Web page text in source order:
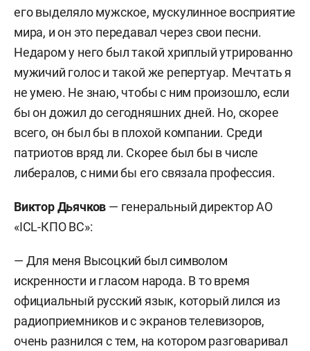
его выделяло мужское, мускулинное восприятие
мира, и он это передавал через свои песни.
Недаром у него был такой хриплый утрированно
мужичий голос и такой же репертуар. Мечтать я
не умею. Не знаю, чтобы с ним произошло, если
бы он дожил до сегодняшних дней. Но, скорее
всего, он был бы в плохой компании. Среди
патриотов вряд ли. Скорее был бы в числе
либералов, с ними бы его связала профессия.
Виктор Дьячков — генеральный директор АО
«ICL-КПО ВС»:
— Для меня Высоцкий был символом
искренности и гласом народа. В то время
официальный русский язык, который лился из
радиоприемников и с экранов телевизоров,
очень разнился с тем, на котором разговаривал